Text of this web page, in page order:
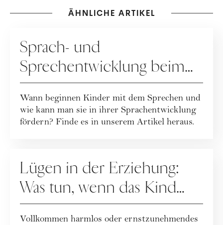
ÄHNLICHE ARTIKEL
Sprach- und
Sprechentwicklung beim
Kind
Wann beginnen Kinder mit dem Sprechen und
wie kann man sie in ihrer Sprachentwicklung
fördern? Finde es in unserem Artikel heraus.
Lügen in der Erziehung:
Was tun, wenn das Kind
lügt?
Vollkommen harmlos oder ernstzunehmendes